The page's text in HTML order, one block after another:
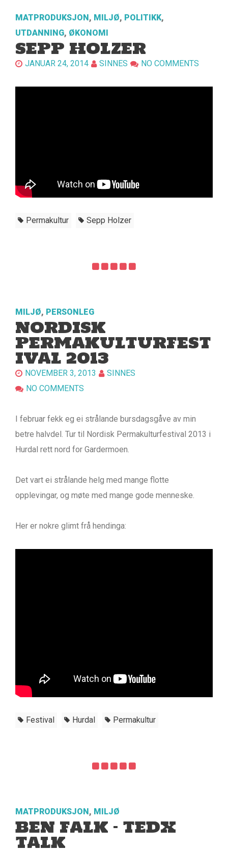
MATPRODUKSJON, MILJØ, POLITIKK,
UTDANNING, ØKONOMI
SEPP HOLZER
JANUAR 24, 2014 SINNES NO COMMENTS
Permakultur Sepp Holzer
MILJØ, PERSONLEG
NORDISK
PERMAKULTURFEST
IVAL 2013
NOVEMBER 3, 2013
SINNES
NO COMMENTS
I februar fekk eg ei strålande bursdagsgåve av min
betre halvdel. Tur til Nordisk Permakulturfestival 2013 i
Hurdal rett nord for Gardermoen.
Det vart ei strålande helg med mange flotte
opplevingar, og møte med mange gode menneske.
Her er nokre glimt frå hendinga:
Festival Hurdal Permakultur
MATPRODUKSJON, MILJØ
BEN FALK – TEDX
TALK